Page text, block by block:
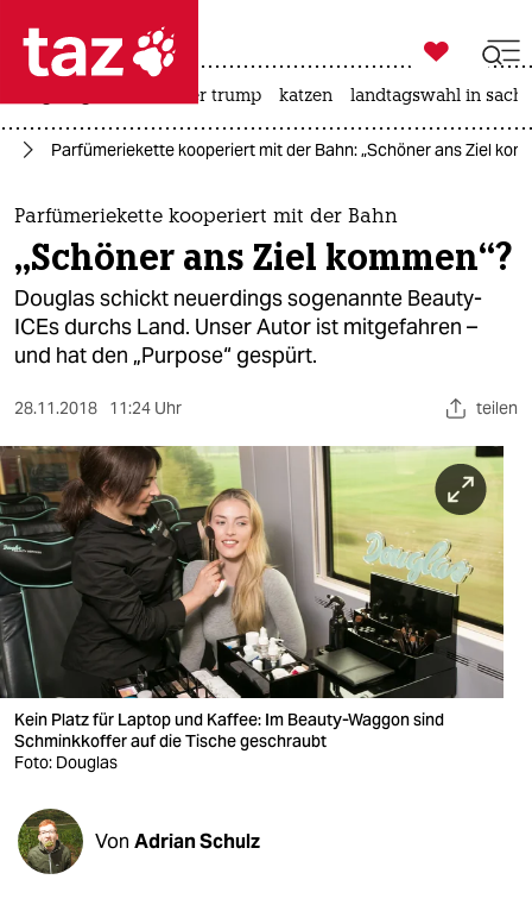
 taz zahl ich
taz zahl ich
themen
politik
öko
sport
berlin
nord
wahrheit
verlag
verlag
shop
fragen & hilfe

taz zahl ich
usa unter trump katzen landtagswahl in
Parfümeriekette kooperiert mit der Bahn: „Schöner ans Ziel
Parfümeriekette kooperiert mit der Bahn
„Schöner ans Ziel kommen“?
Douglas schickt neuerdings sogenannte Beauty-
ICEs durchs Land. Unser Autor ist mitgefahren –
und hat den „Purpose“ gespürt.
28.11.2018 11:24 Uhr teilen
Kein Platz für Laptop und Kaffee: Im Beauty-Waggon sind
Schminkkoffer auf die Tische geschraubt
Foto: Douglas
Von Adrian Schulz